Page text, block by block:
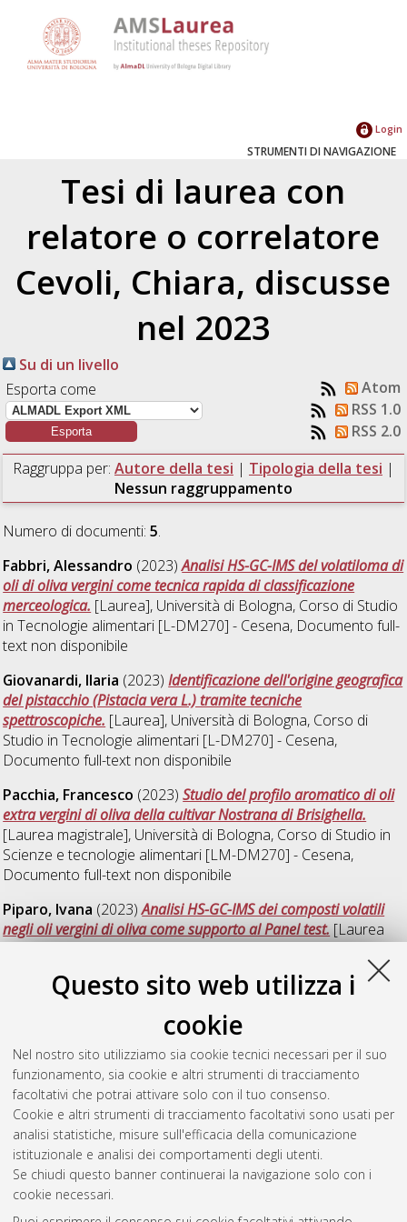
Questo sito web utilizza i
cookie
Nel nostro sito utilizziamo sia cookie tecnici necessari per il suo
funzionamento, sia cookie e altri strumenti di tracciamento
facoltativi che potrai attivare solo con il tuo consenso.
Cookie e altri strumenti di tracciamento facoltativi sono usati per
analisi statistiche, misure sull'efficacia della comunicazione
istituzionale e analisi dei comportamenti degli utenti.
Se chiudi questo banner continuerai la navigazione solo con i
cookie necessari.
Login
STRUMENTI DI NAVIGAZIONE
Tesi di laurea con
relatore o correlatore
Cevoli, Chiara, discusse
nel 2023
Su di un livello
Esporta come
Atom
RSS 1.0
RSS 2.0
Raggruppa per: Autore della tesi | Tipologia della tesi |
Nessun raggruppamento
Numero di documenti:5.
Fabbri, Alessandro (2023)Analisi HS-GC-IMS del volatiloma di
oli di oliva vergini come tecnica rapida di classificazione
merceologica. [Laurea], Università di Bologna, Corso di Studio
inTecnologie alimentari [L-DM270] - Cesena, Documento full-
text non disponibile
Giovanardi, Ilaria (2023)Identificazione dell'origine geografica
del pistacchio (Pistacia vera L.) tramite tecniche
spettroscopiche. [Laurea], Università di Bologna, Corso di
Studio inTecnologie alimentari [L-DM270] - Cesena,
Documento full-text non disponibile
Pacchia, Francesco (2023)Studio del profilo aromatico di oli
extra vergini di oliva della cultivar Nostrana di Brisighella.
[Laurea magistrale], Università di Bologna, Corso di Studio in
Scienze e tecnologie alimentari [LM-DM270] - Cesena,
Documento full-text non disponibile
Piparo, Ivana (2023)Analisi HS-GC-IMS dei composti volatili
negli oli vergini di oliva come supporto al Panel test.[Laurea
magistrale], Università di Bologna, Corso di Studio inScienze e
, Documento full-
text non disponibile
Analisi gas-cromatografica rapida
magistrale], Università di Bologna, Corso di Studio inScienze e
tecnologie alimentari [LM-DM270] - Cesena, Documento full-
text non disponibile
Questa lista e' stata generata ilMon Aug 10 11:15:26 2026
CEST